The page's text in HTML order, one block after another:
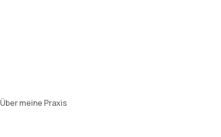
Über meine Praxis